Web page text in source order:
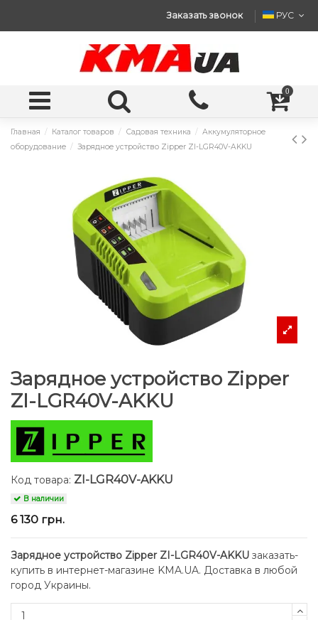
Заказать звонок РУС
0
Главная Каталог товаров Садовая техника
Аккумуляторное
оборудование
Зарядное устройство Zipper ZI-LGR40V-AKKU
Зарядное устройство Zipper
ZI-LGR40V-AKKU
Код товара: ZI-LGR40V-AKKU
В наличии
6 130 грн.
Зарядное устройство Zipper ZI-LGR40V-AKKU заказать-
купить в интернет-магазине KMA.UA. Доставка в любой
город Украины.